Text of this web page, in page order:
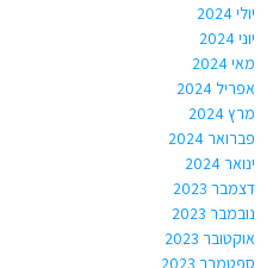
יולי 2024
יוני 2024
מאי 2024
אפריל 2024
מרץ 2024
פברואר 2024
ינואר 2024
דצמבר 2023
נובמבר 2023
אוקטובר 2023
ספטמבר 2023